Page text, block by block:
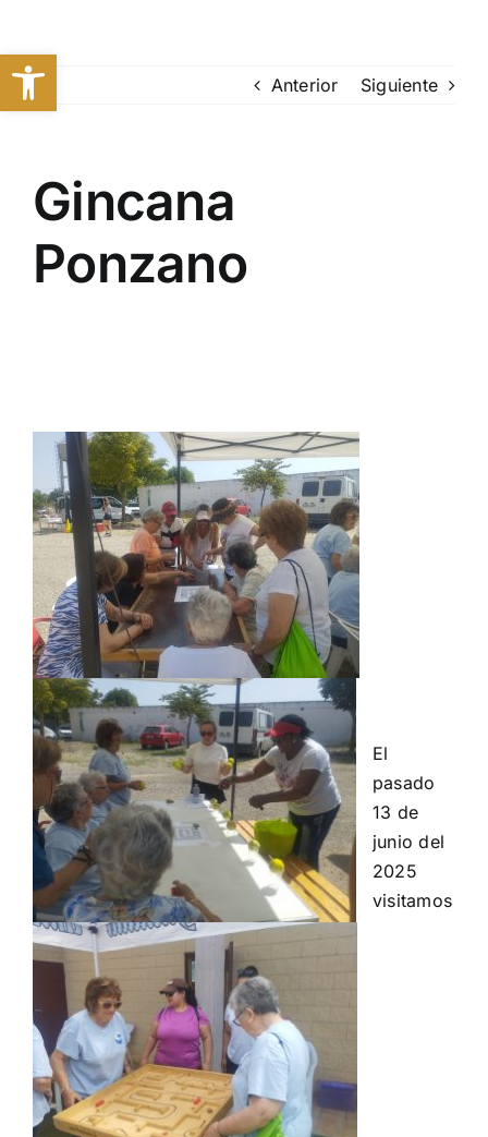
Abrir barra de herramientas
contenido
Anterior Siguiente
Gincana
Ponzano
El
pasado
13 de
junio del
2025
visitamos